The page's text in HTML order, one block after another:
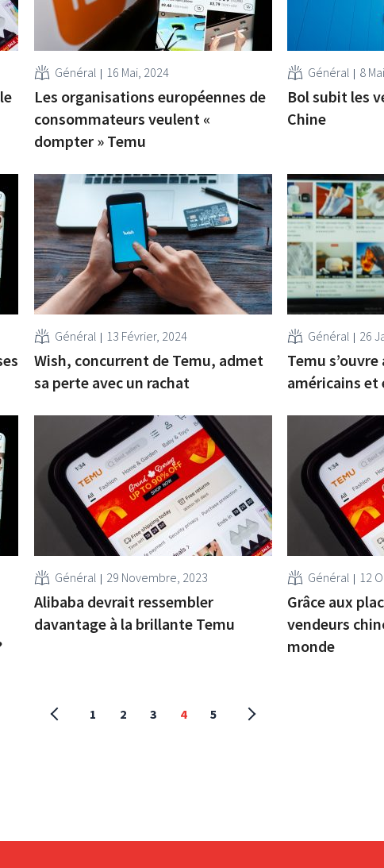
Général 16 Mai, 2024
Les organisations européennes de
consommateurs veulent «
dompter » Temu
Général 8
Bol subit les
Chine
Général 13 Février, 2024
Wish, concurrent de Temu, admet
sa perte avec un rachat
Général 26
Temu
américains et
Général 29 Novembre, 2023
Alibaba devrait ressembler
davantage à la brillante Temu
Général 12
Grâce aux
vendeurs
monde
1 2 3 4 5